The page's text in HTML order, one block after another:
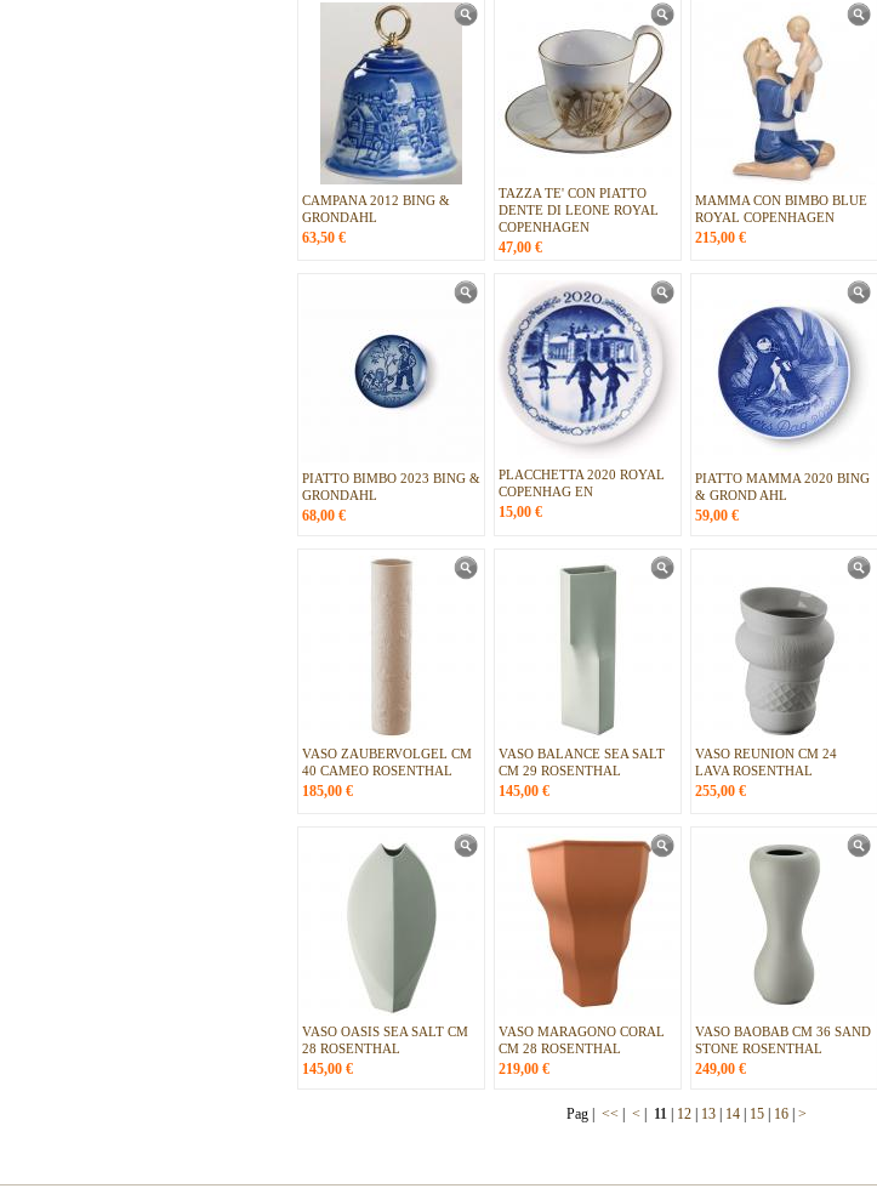
CAMPANA 2012 BING &
GRONDAHL
63,50 €
TAZZA TE' CON PIATTO
DENTE DI LEONE ROYAL
COPENHAGEN
47,00 €
MAMMA CON BIMBO BLUE
ROYAL COPENHAGEN
215,00 €
PIATTO BIMBO 2023 BING &
GRONDAHL
68,00 €
PLACCHETTA 2020 ROYAL
COPENHAG EN
15,00 €
PIATTO MAMMA 2020 BING
& GROND AHL
59,00 €
VASO ZAUBERVOLGEL CM
40 CAMEO ROSENTHAL
185,00 €
VASO BALANCE SEA SALT
CM 29 ROSENTHAL
145,00 €
VASO REUNION CM 24
LAVA ROSENTHAL
255,00 €
VASO OASIS SEA SALT CM
28 ROSENTHAL
145,00 €
VASO MARAGONO CORAL
CM 28 ROSENTHAL
219,00 €
VASO BAOBAB CM 36 SAND
STONE ROSENTHAL
249,00 €
Pag | << < 11 12 13 14 15 16 >